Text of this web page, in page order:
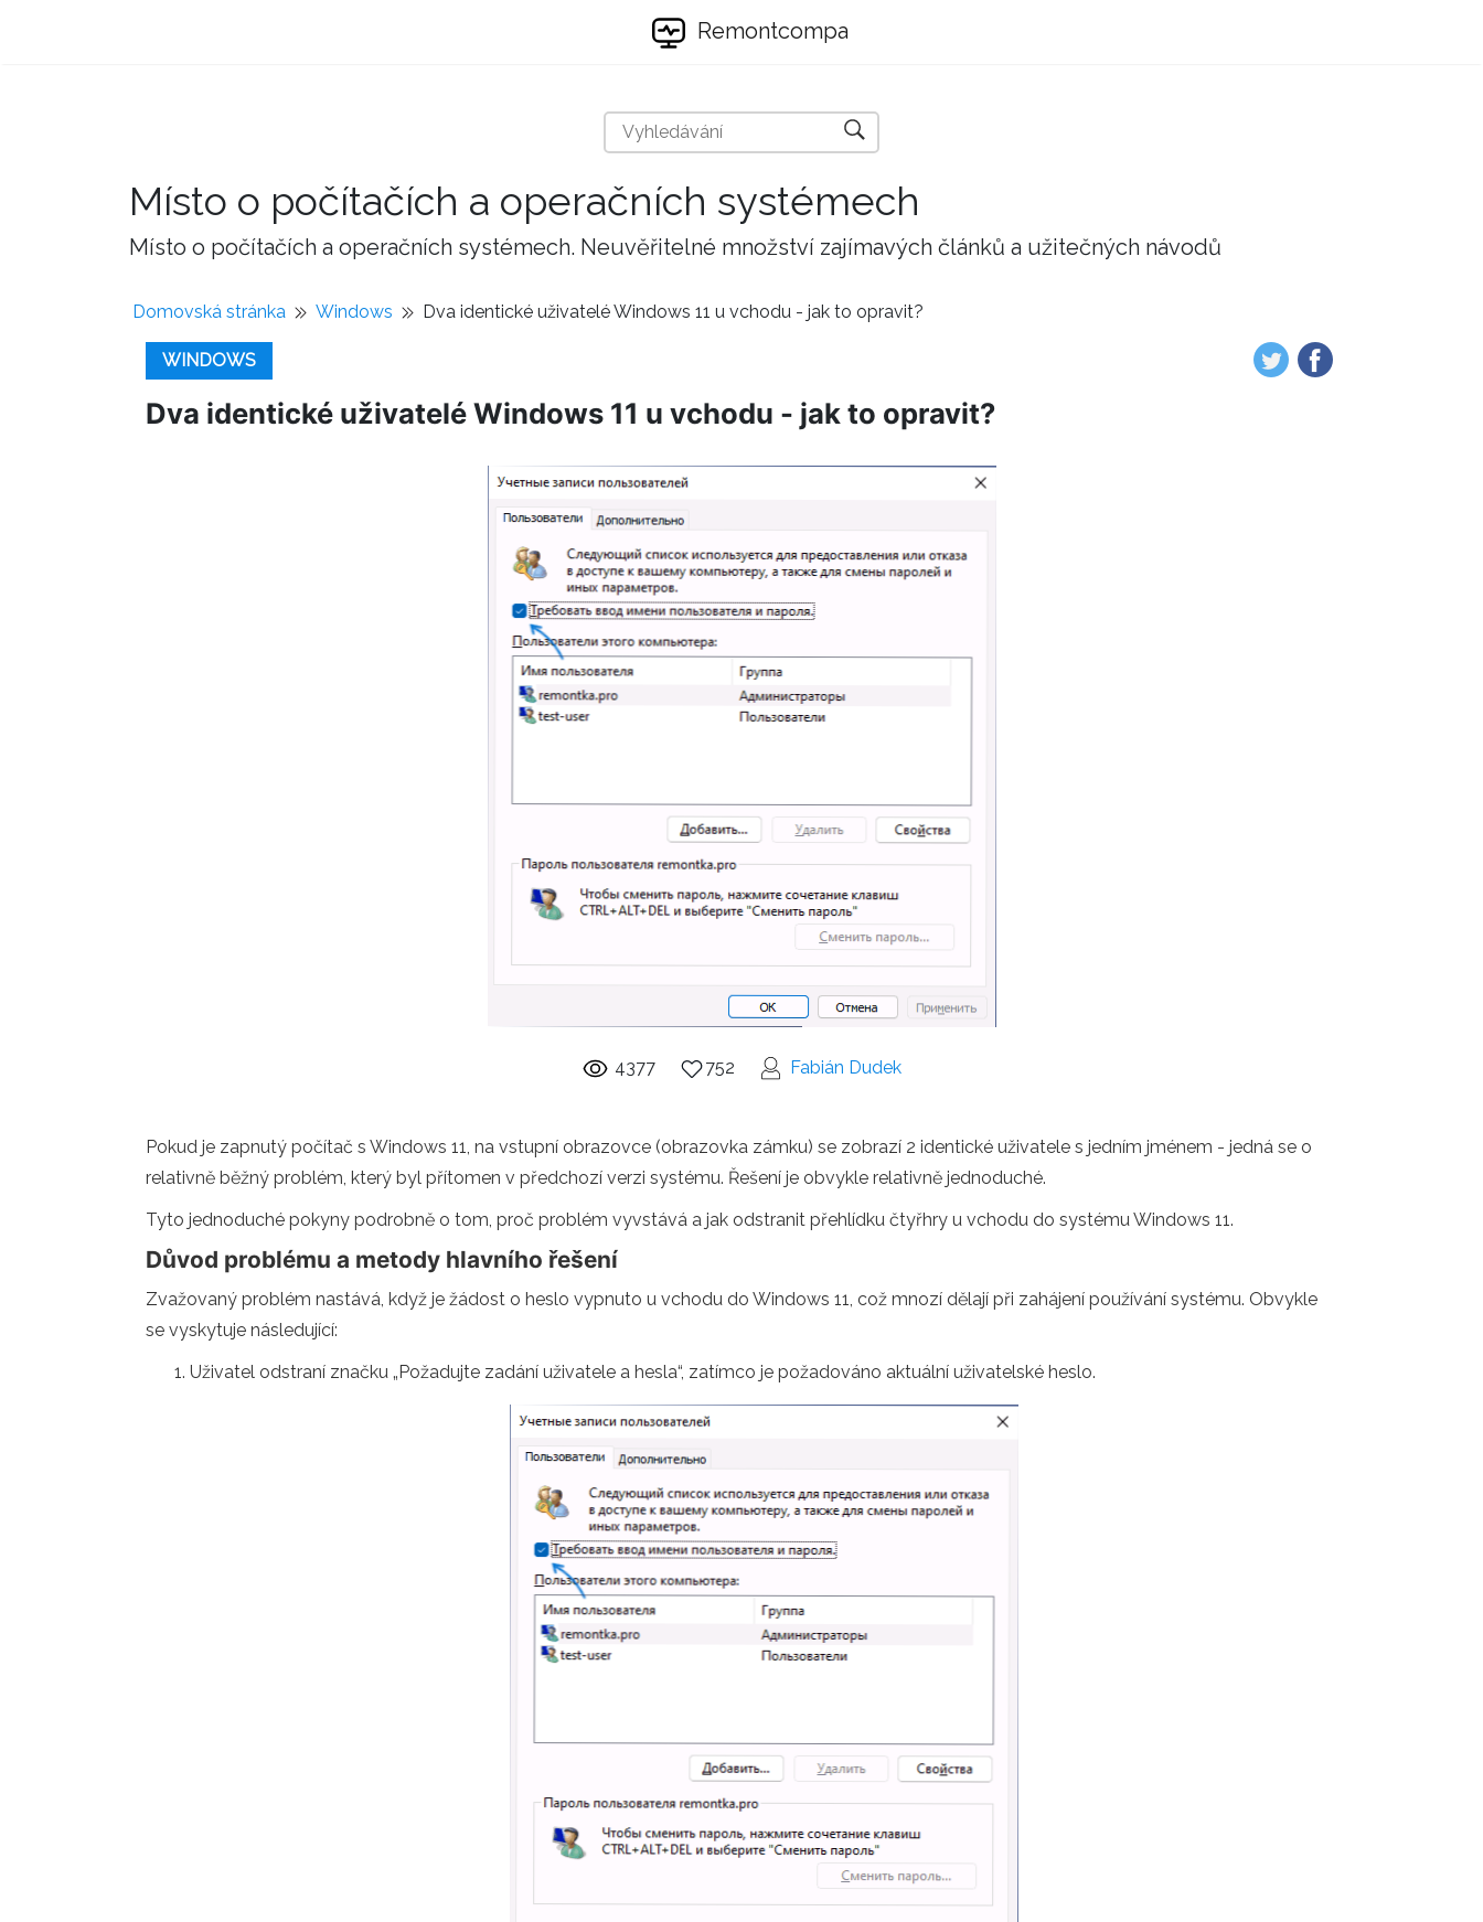
Remontcompa
Místo o počítačích a operačních systémech
Místo o počítačích a operačních systémech. Neuvěřitelné množství zajímavých článků a užitečných návodů
Domovská stránka Windows Dva identické uživatelé Windows 11 u vchodu - jak to opravit?
WINDOWS
Dva identické uživatelé Windows 11 u vchodu - jak to opravit?
4377 752 Fabián Dudek
Pokud je zapnutý počítač s Windows 11, na vstupní obrazovce (obrazovka zámku) se zobrazí 2 identické uživatele s jedním jménem - jedná se o
relativně běžný problém, který byl přítomen v předchozí verzi systému. Řešení je obvykle relativně jednoduché.
Tyto jednoduché pokyny podrobně o tom, proč problém vyvstává a jak odstranit přehlídku čtyřhry u vchodu do systému Windows 11.
Důvod problému a metody hlavního řešení
Zvažovaný problém nastává, když je žádost o heslo vypnuto u vchodu do Windows 11, což mnozí dělají při zahájení používání systému. Obvykle
se vyskytuje následující:
Uživatel odstraní značku „Požadujte zadání uživatele a hesla“, zatímco je požadováno aktuální uživatelské heslo.